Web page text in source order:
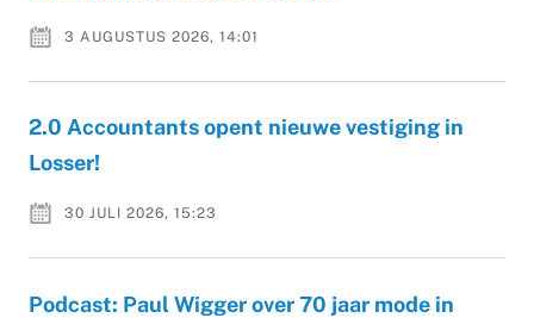
3 AUGUSTUS 2026, 14:01
2.0 Accountants opent nieuwe vestiging in
Losser!
30 JULI 2026, 15:23
Podcast: Paul Wigger over 70 jaar mode in